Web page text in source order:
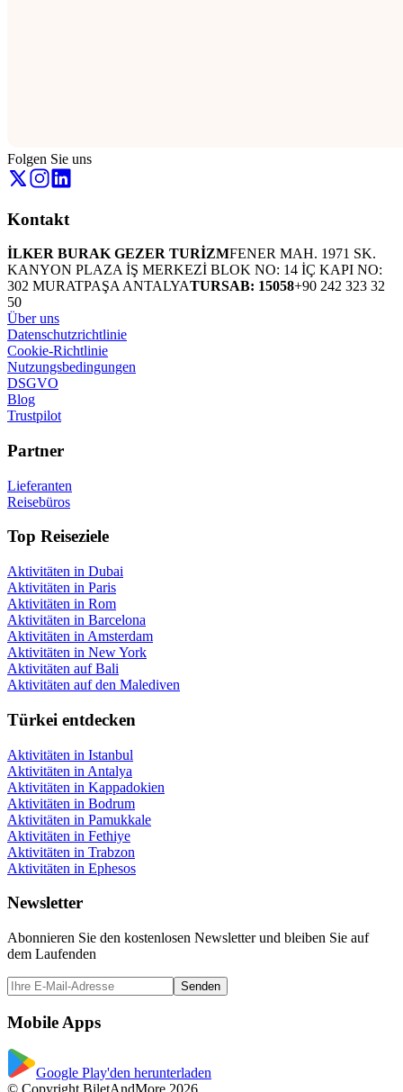
Folgen Sie uns
Kontakt
İLKER BURAK GEZER TURİZMFENER MAH. 1971 SK.
KANYON PLAZA İŞ MERKEZİ BLOK NO: 14 İÇ KAPI NO:
302 MURATPAŞA ANTALYATURSAB: 15058+90 242 323 32
50
Über uns
Datenschutzrichtlinie
Cookie-Richtlinie
Nutzungsbedingungen
DSGVO
Blog
Trustpilot
Partner
Lieferanten
Reisebüros
Top Reiseziele
Aktivitäten in Dubai
Aktivitäten in Paris
Aktivitäten in Rom
Aktivitäten in Barcelona
Aktivitäten in Amsterdam
Aktivitäten in New York
Aktivitäten auf Bali
Aktivitäten auf den Malediven
Türkei entdecken
Aktivitäten in Istanbul
Aktivitäten in Antalya
Aktivitäten in Kappadokien
Aktivitäten in Bodrum
Aktivitäten in Pamukkale
Aktivitäten in Fethiye
Aktivitäten in Trabzon
Aktivitäten in Ephesos
Newsletter
Abonnieren Sie den kostenlosen Newsletter und bleiben Sie auf
dem Laufenden
Senden
Mobile Apps
Google Play'den herunterladen